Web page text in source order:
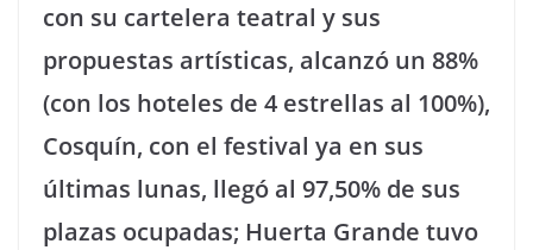
con su cartelera teatral y sus
propuestas artísticas, alcanzó un 88%
(con los hoteles de 4 estrellas al 100%),
Cosquín, con el festival ya en sus
últimas lunas, llegó al 97,50% de sus
plazas ocupadas; Huerta Grande tuvo